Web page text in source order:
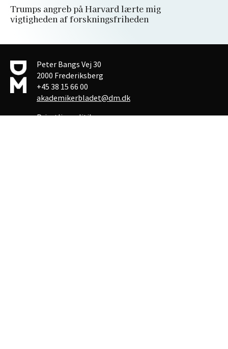
Trumps angreb på Harvard lærte mig
vigtigheden af forskningsfriheden
Peter Bangs Vej 30
2000 Frederiksberg
+45 38 15 66 00
akademikerbladet@dm.dk
Privatlivspolitik